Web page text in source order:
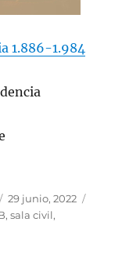
1.886-1.984
Publicado
el
29 junio, 2022
,sala civil,